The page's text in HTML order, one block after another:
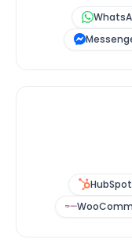
HubSpot